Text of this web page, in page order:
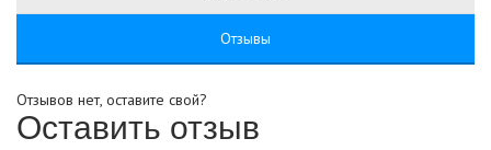
Отзывы
Отзывов нет, оставите свой?
Оставить отзыв